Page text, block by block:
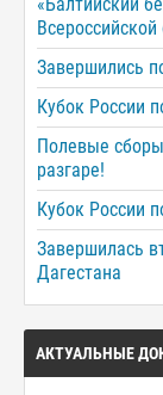
Завершились
Кубок России
Полевые
разгаре!
Кубок России
Завершилась
Дагестана
АКТУАЛЬНЫЕ